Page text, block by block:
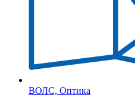
ВОЛС, Оптика